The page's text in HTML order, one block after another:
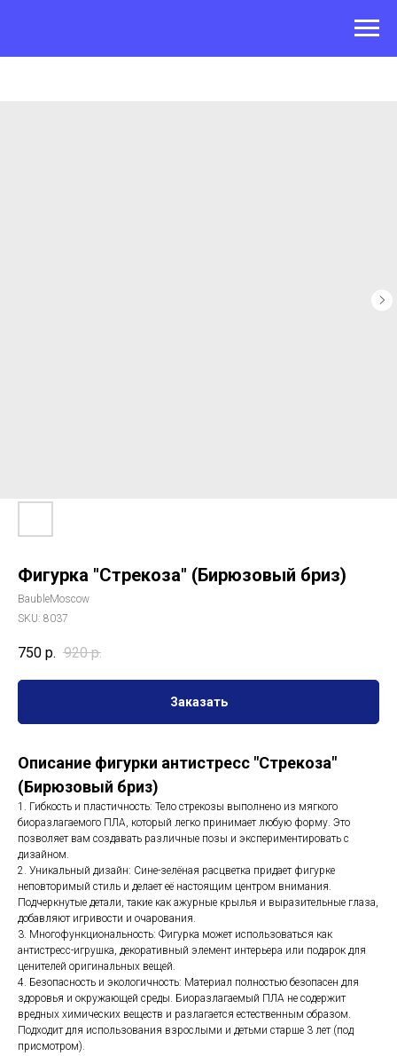
Фигурка "Стрекоза" (Бирюзовый бриз)
BaubleMoscow
SKU: 8037
750 р. 920 р.
Заказать
Описание фигурки антистресс "Стрекоза"
(Бирюзовый бриз)
1. Гибкость и пластичность: Тело стрекозы выполнено из мягкого
биоразлагаемого ПЛА, который легко принимает любую форму. Это
позволяет вам создавать различные позы и экспериментировать с
дизайном.
2. Уникальный дизайн: Сине-зелёная расцветка придает фигурке
неповторимый стиль и делает её настоящим центром внимания.
Подчеркнутые детали, такие как ажурные крылья и выразительные глаза,
добавляют игривости и очарования.
3. Многофункциональность: Фигурка может использоваться как
антистресс-игрушка, декоративный элемент интерьера или подарок для
ценителей оригинальных вещей.
4. Безопасность и экологичность: Материал полностью безопасен для
здоровья и окружающей среды. Биоразлагаемый ПЛА не содержит
вредных химических веществ и разлагается естественным образом.
Подходит для использования взрослыми и детьми старше 3 лет (под
присмотром).